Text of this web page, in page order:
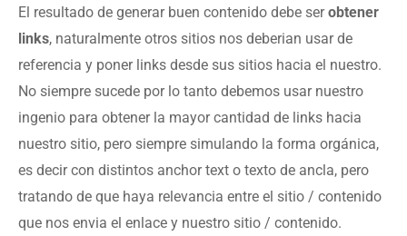
El resultado de generar buen contenido debe serobtener
links, naturalmente otros sitios nos deberian usar de
referencia y poner links desde sus sitios hacia el nuestro.
No siempre sucede por lo tanto debemos usar nuestro
ingenio para obtener la mayor cantidad de links hacia
nuestro sitio, pero siempre simulando la forma orgánica,
es decir con distintos anchor text o texto de ancla, pero
tratando de que haya relevancia entre el sitio / contenido
que nos envia el enlace y nuestro sitio / contenido.